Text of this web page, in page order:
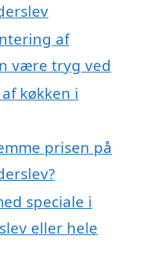
af
være tryg ved
køkken i
prisen på
speciale i
eller hele